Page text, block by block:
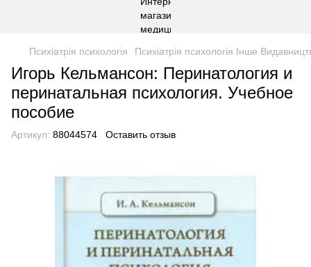
Психіатрія психологія Психіатрія психологія Інше
Игорь Кельмансон: Перинатология и
перинатальная психология. Учебное
пособие
Артикул: 88044574 Оставить отзыв